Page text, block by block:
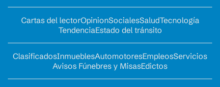
Cartas del lectorOpinionSocialesSaludTecnología
TendenciaEstado del tránsito
ClasificadosInmueblesAutomotoresEmpleosServicios
Avisos Fúnebres y MisasEdictos